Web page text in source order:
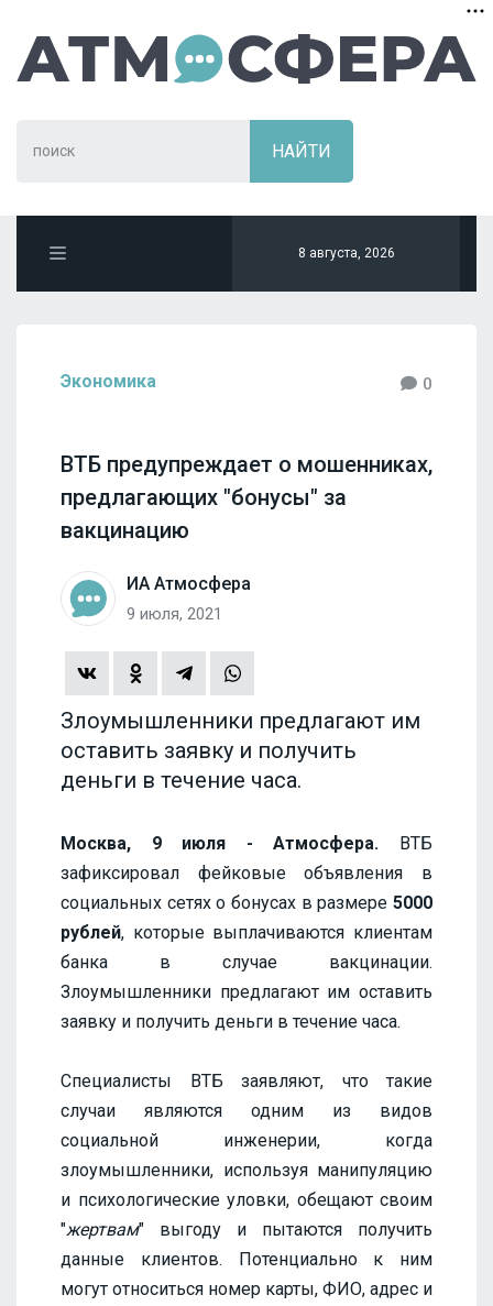
8 августа, 2026
Экономика 0
ВТБ предупреждает о мошенниках,
предлагающих "бонусы" за
вакцинацию
ИА Атмосфера
9 июля, 2021
Злоумышленники предлагают им
оставить заявку и получить
деньги в течение часа.
Москва, 9 июля - Атмосфера. ВТБ
зафиксировал фейковые объявления в
социальных сетях о бонусах в размере 5000
рублей, которые выплачиваются клиентам
банка в случае вакцинации.
Злоумышленники предлагают им оставить
заявку и получить деньги в течение часа.
Специалисты ВТБ заявляют, что такие
случаи являются одним из видов
социальной инженерии, когда
злоумышленники, используя манипуляцию
и психологические уловки, обещают своим
"жертвам" выгоду и пытаются получить
данные клиентов. Потенциально к ним
могут относиться номер карты, ФИО, адрес и